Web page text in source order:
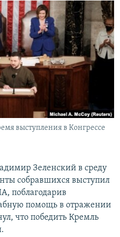
выступления в Конгрессе
Зеленский в среду
собравшихся выступил
поблагодарив
помощь в отражении
что победить Кремль